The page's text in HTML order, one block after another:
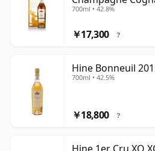
700ml • 42.8%
￥17,300 ?
Hine Bonneuil
700ml • 42.5%
￥18,800 ?